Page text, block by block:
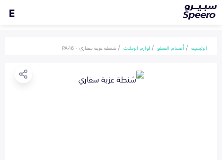
E
الرئيسية أقسام القطع لوازم الرحلات شنطة عزبة سفاري - PA46